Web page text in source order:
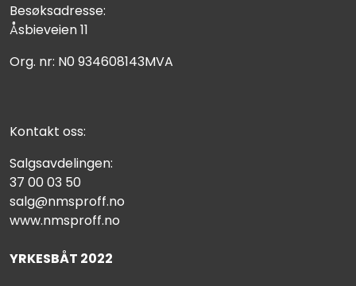
Besøksadresse:
Åsbieveien 11
Org. nr: N0 934608143MVA
Kontakt oss:
Salgsavdelingen:
37 00 03 50
salg@nmsproff.no
www.nmsproff.no
YRKESBÅT 2022